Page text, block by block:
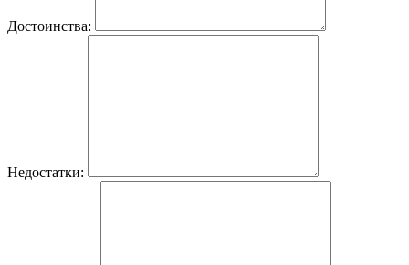
Достоинства:
Недостатки: